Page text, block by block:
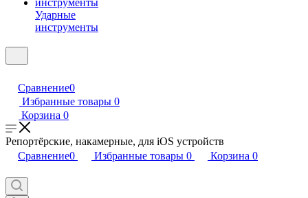
Ударные
инструменты
Сравнение0
Избранные товары 0
Корзина 0
Репортёрские, накамерные, для iOS устройств
Сравнение0 Избранные товары 0 Корзина 0